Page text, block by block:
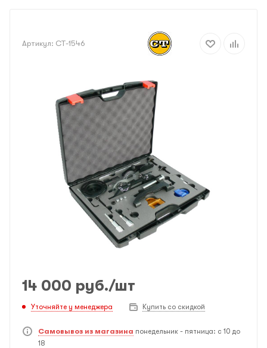
Артикул: CT-1546
14 000 руб./шт
Уточняйте у менеджера Купить со скидкой
Самовывоз из магазина понедельник - пятница: с 10 до
18